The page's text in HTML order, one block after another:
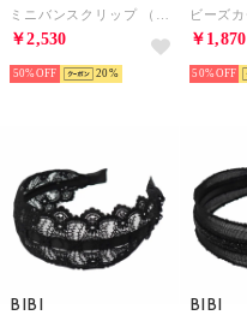
￥2,530
50% 20
￥1,870
50%
BIBI BIBI